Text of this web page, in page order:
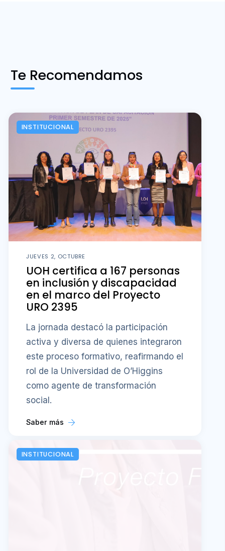
Te Recomendamos
INSTITUCIONAL
JUEVES 2, OCTUBRE
UOH certifica a 167 personas
en inclusión y discapacidad
en el marco del Proyecto
URO 2395
La jornada destacó la participación
activa y diversa de quienes integraron
este proceso formativo, reafirmando el
rol de la Universidad de O’Higgins
como agente de transformación
social.
Saber más
INSTITUCIONAL